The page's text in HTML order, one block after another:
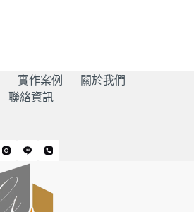
實作案例
關於我們
聯絡資訊